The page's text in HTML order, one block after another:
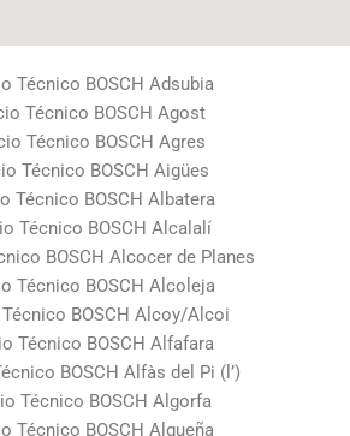
Técnico BOSCH Adsubia
Técnico BOSCH Agost
Técnico BOSCH Agres
Técnico BOSCH Aigües
Técnico BOSCH Albatera
Técnico BOSCH Alcalalí
BOSCH Alcocer de Planes
Técnico BOSCH Alcoleja
BOSCH Alcoy/Alcoi
Técnico BOSCH Alfafara
BOSCH Alfàs del Pi (l’)
Técnico BOSCH Algorfa
Técnico BOSCH Algueña